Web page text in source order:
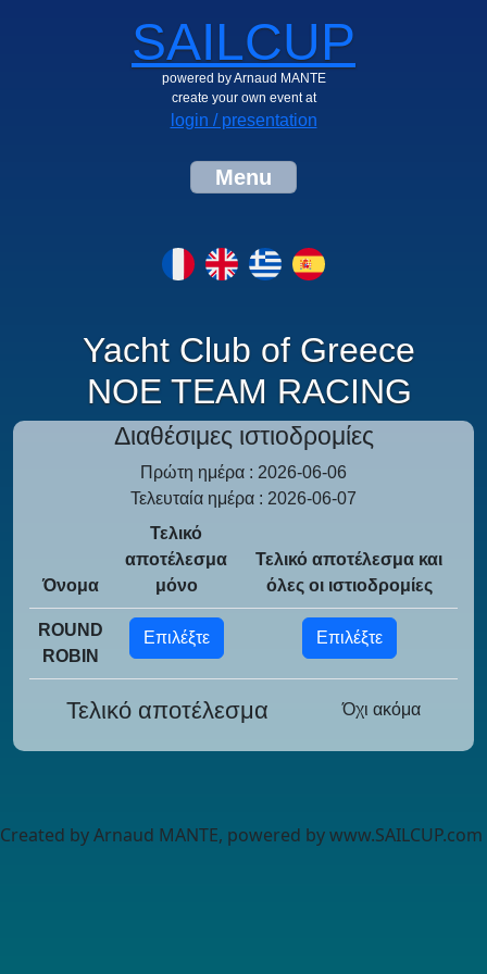
SAILCUP
powered by Arnaud MANTE
create your own event at
login / presentation
Menu
Yacht Club of Greece
NOE TEAM RACING
Διαθέσιμες ιστιοδρομίες
Πρώτη ημέρα : 2026-06-06
Τελευταία ημέρα : 2026-06-07
Όνομα
Τελικό
αποτέλεσμα
μόνο
Τελικό αποτέλεσμα και
όλες οι ιστιοδρομίες
ROUND
ROBIN
Επιλέξτε Επιλέξτε
Τελικό αποτέλεσμα Όχι ακόμα
Created by Arnaud MANTE, powered by www.SAILCUP.com